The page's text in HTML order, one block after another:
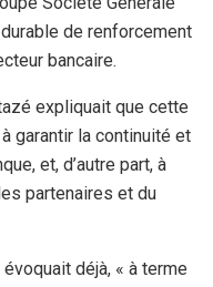
de renforcement
bancaire.
expliquait que cette
garantir la continuité et
et, d’autre part, à
partenaires et du
déjà, « à terme